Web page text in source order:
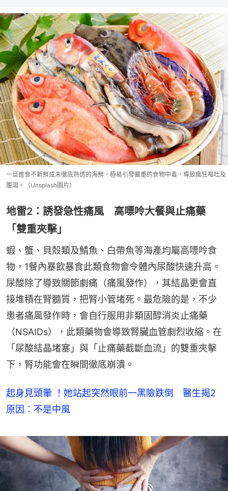
一旦進食不新鮮或未徹底熟透的海鮮，極易引發嚴重的食物中毒，導致瘋狂嘔吐及
腹瀉。（Unsplash圖片）
地雷2：誘發急性痛風 高嘌呤大餐與止痛藥
「雙重夾擊」
蝦、蟹、貝殼類及鯖魚、白帶魚等海產均屬高嘌呤食
物，1餐內暴飲暴食此類食物會令體內尿酸快速升高。
尿酸除了導致關節劇痛（痛風發作），其結晶更會直
接堆積在腎髓質，把腎小管堵死。最危險的是，不少
患者痛風發作時，會自行服用非類固醇消炎止痛藥
（NSAIDs），此類藥物會導致腎臟血管劇烈收縮。在
「尿酸結晶堵塞」與「止痛藥截斷血流」的雙重夾擊
下，腎功能會在瞬間徹底崩潰。
起身見頭暈 ！她站起突然眼前一黑險跌倒 醫生揭2
原因︰不是中風